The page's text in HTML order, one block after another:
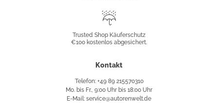
Käuferschutz
Trusted Shop Käuferschutz
€100 kostenlos abgesichert.
Kontakt
Telefon: +49 89 215570310
Mo. bis Fr., 9:00 Uhr bis 18:00 Uhr
E-Mail: service@autorenwelt.de